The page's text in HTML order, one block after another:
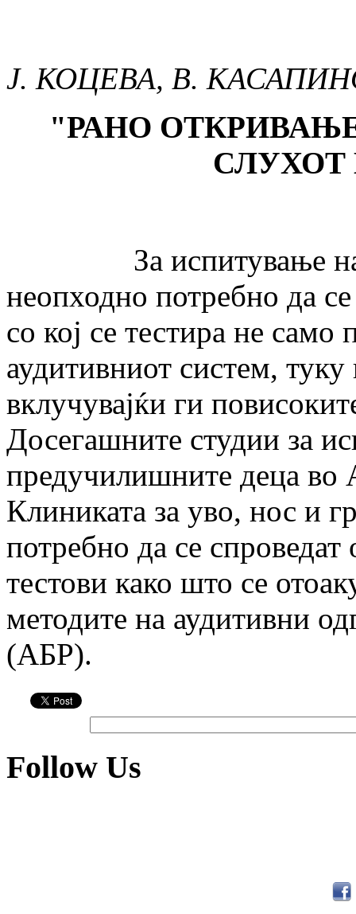
Ј. КОЦЕВА, В.
"РАНО
СЛУХОТ
За испитување
неопходно потребно да
со кој се тестира не
аудитивниот систем,
вклучувајќи ги
Досегашните студии за
предучилишните деца
Клиниката за уво, нос и
потребно да се
тестови како што се
методите на аудитивни
(АБР).
Follow Us